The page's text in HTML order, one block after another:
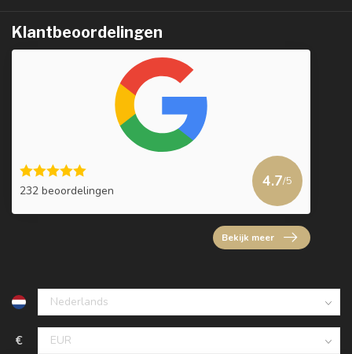
Klantbeoordelingen
232 beoordelingen
4.7/5
Bekijk meer
€